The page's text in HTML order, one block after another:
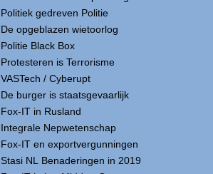
Politiek gedreven Politie
De opgeblazen wietoorlog
Politie Black Box
Protesteren is Terrorisme
VASTech / Cyberupt
De burger is staatsgevaarlijk
Fox-IT in Rusland
Integrale Nepwetenschap
Fox-IT en exportvergunningen
Stasi NL Benaderingen in 2019